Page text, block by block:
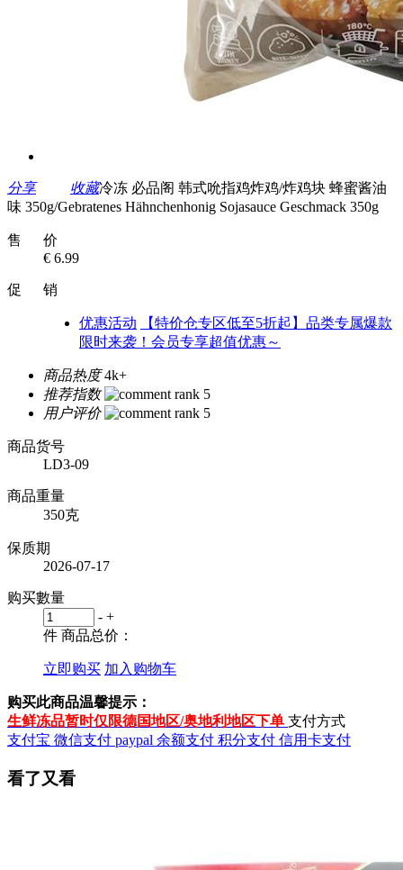
分享 收藏冷冻 必品阁 韩式吮指鸡炸鸡/炸鸡块 蜂蜜酱油
味 350g/Gebratenes Hähnchenhonig Sojasauce Geschmack 350g
售 价
€ 6.99
促 销
优惠活动
【特价仓专区低至5折起】品类专属爆款
限时来袭！会员专享超值优惠～
商品热度 4k+
推荐指数
用户评价
商品货号
LD3-09
商品重量
350克
保质期
2026-07-17
购买數量
- +
件 商品总价：
立即购买 加入购物车
购买此商品温馨提示：
生鲜冻品暂时仅限德国地区/奥地利地区下单 支付方式
支付宝 微信支付 paypal 余额支付 积分支付 信用卡支付
看了又看